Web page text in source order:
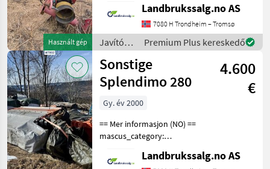
Használt gép
provide reference number
upon request: 8011 See
en.landbrukssalg.no/8011
for more images Specif
Landbrukssalg.no AS
7080 H Trondheim – Tromsø
Javítókészletek
és
alkatrészek
/
Sonstige
Premium Plus kereskedő
Sonstige
Splendimo 280
4.600
€
Gy. év 2000
== Mer informasjon (NO) ==
mascus_category:
provide reference number
Landbrukssalg.no AS